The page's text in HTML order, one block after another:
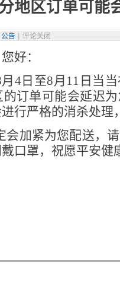
地区订单可能
公告 评论关闭
好：
4日至8月11日当
订单可能会延迟
行严格的消杀处理
会加紧为您配送，
口罩，祝愿平安健